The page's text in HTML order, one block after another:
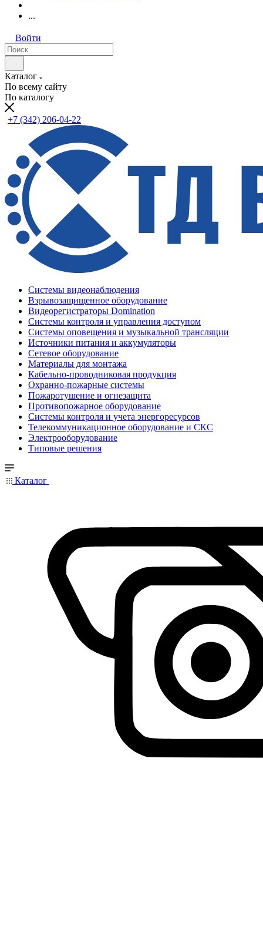
...
Войти
Каталог
По всему сайту
По каталогу
+7 (342) 206-04-22
Системы видеонаблюдения
Взрывозащищенное оборудование
Видеорегистраторы Domination
Системы контроля и управления доступом
Системы оповещения и музыкальной трансляции
Источники питания и аккумуляторы
Сетевое оборудование
Материалы для монтажа
Кабельно-проводниковая продукция
Охранно-пожарные системы
Пожаротушение и огнезащита
Противопожарное оборудование
Системы контроля и учета энергоресурсов
Телекоммуникационное оборудование и СКС
Электрооборудование
Типовые решения
Каталог